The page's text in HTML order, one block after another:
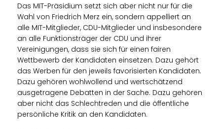
Das MIT-Präsidium setzt sich aber nicht nur für die
Wahl von Friedrich Merz ein, sondern appelliert an
alle MIT-Mitglieder, CDU-Mitglieder und insbesondere
an alle Funktionsträger der CDU und ihrer
Vereinigungen, dass sie sich für einen fairen
Wettbewerb der Kandidaten einsetzen. Dazu gehört
das Werben für den jeweils favorisierten Kandidaten.
Dazu gehören wohlwollend und wertschätzend
ausgetragene Debatten in der Sache. Dazu gehören
aber nicht das Schlechtreden und die öffentliche
persönliche Kritik an den Kandidaten.